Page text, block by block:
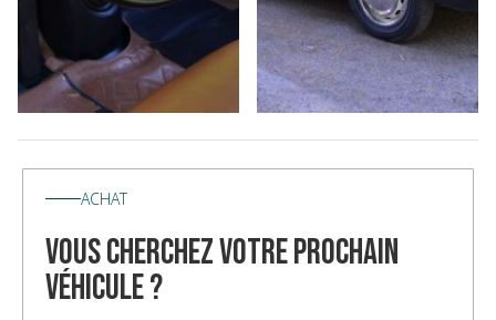
ACHAT
vous cherchez votre prochain
véhicule ?